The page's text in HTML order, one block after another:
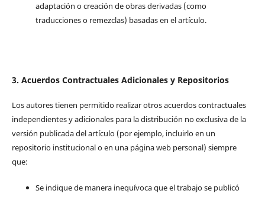
adaptación o creación de obras derivadas (como
traducciones o remezclas) basadas en el artículo.
3. Acuerdos Contractuales Adicionales y Repositorios
Los autores tienen permitido realizar otros acuerdos contractuales
independientes y adicionales para la distribución no exclusiva de la
versión publicada del artículo (por ejemplo, incluirlo en un
repositorio institucional o en una página web personal) siempre
que:
Se indique de manera inequívoca que el trabajo se publicó